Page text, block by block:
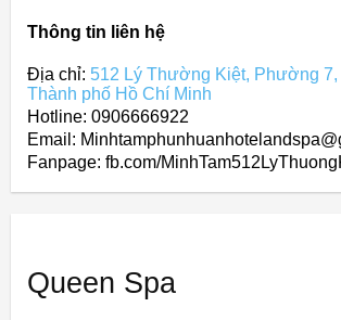
Thông tin liên hệ
Địa chỉ: 512 Lý Thường Kiệt, Phường 7,
Thành phố Hồ Chí Minh
Hotline: 0906666922
Email:
Fanpage: fb.com/
Queen Spa